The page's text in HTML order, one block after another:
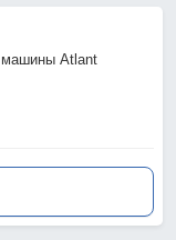
машины Atlant